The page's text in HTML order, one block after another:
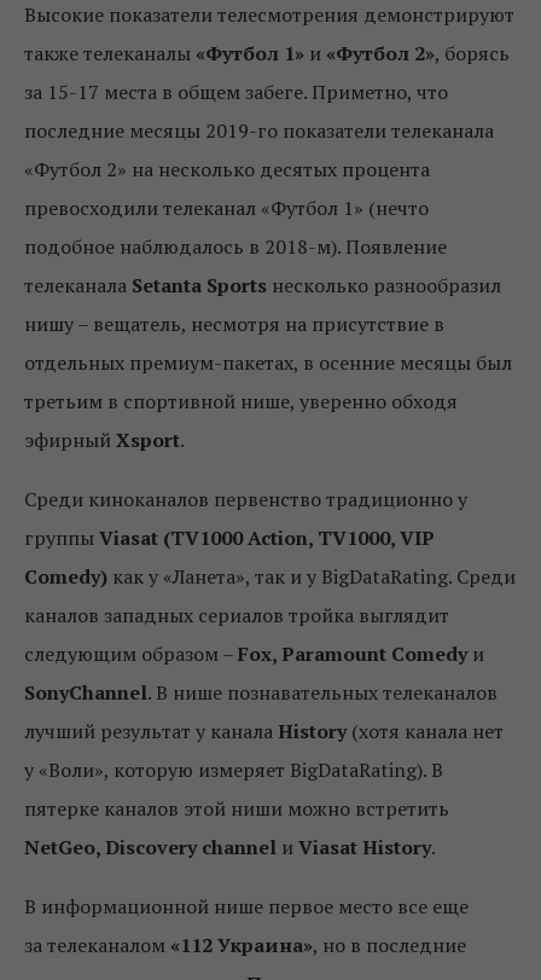
Высокие показатели телесмотрения демонстрируют
также телеканалы «Футбол 1» и «Футбол 2», борясь
за 15-17 места в общем забеге. Приметно, что
последние месяцы 2019-го показатели телеканала
«Футбол 2» на несколько десятых процента
превосходили телеканал «Футбол 1» (нечто
подобное наблюдалось в 2018-м). Появление
телеканала Setanta Sports несколько разнообразил
нишу – вещатель, несмотря на присутствие в
отдельных премиум-пакетах, в осенние месяцы был
третьим в спортивной нише, уверенно обходя
эфирныйXsport.
Среди киноканалов первенство традиционно у
группыViasat (TV1000 Action, TV1000, VIP
Comedy) как у «Ланета», так и у BigDataRating. Среди
каналов западных сериалов тройка выглядит
следующим образом –Fox, Paramount Comedyи
SonyChannel. В нише познавательных телеканалов
лучший результат у канала History(хотя канала нет
у «Воли», которую измеряет BigDataRating). В
пятерке каналов этой ниши можно встретить
NetGeo, Discovery channel иViasat History.
В информационной нише первое место все еще
за телеканалом «112 Украина», но в последние